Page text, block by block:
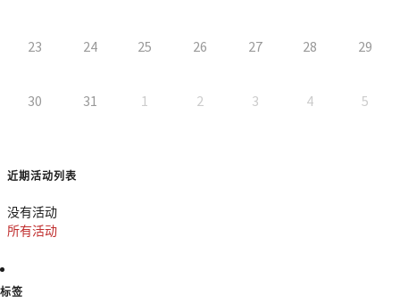
23 24 25 26 27 28 29
30 31 1 2 3 4 5
近期活动列表
没有活动
所有活动
标签